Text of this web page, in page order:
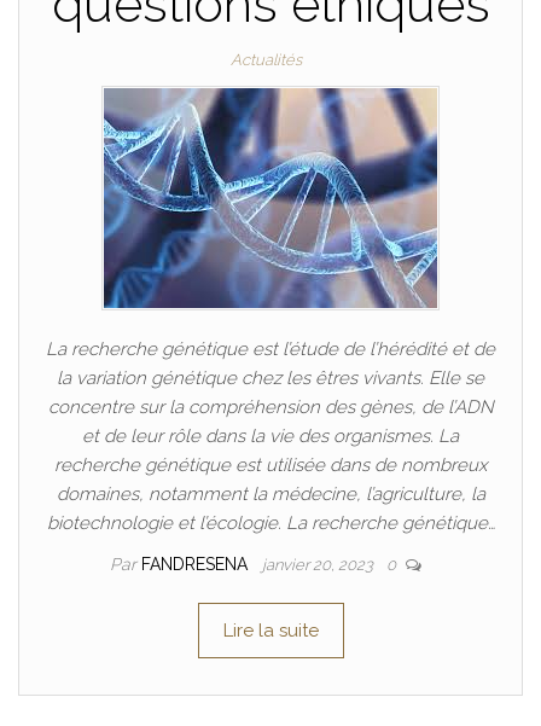
Actualités
La recherche génétique est l’étude de l’hérédité et de
la variation génétique chez les êtres vivants. Elle se
concentre sur la compréhension des gènes, de l’ADN
et de leur rôle dans la vie des organismes. La
recherche génétique est utilisée dans de nombreux
domaines, notamment la médecine, l’agriculture, la
biotechnologie et l’écologie. La recherche génétique…
Par FANDRESENA janvier 20, 2023 0
Lire la suite